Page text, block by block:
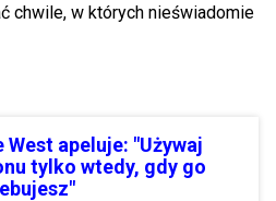
chwile, w których nieświadomie
West apeluje: "Używaj
tylko wtedy, gdy go